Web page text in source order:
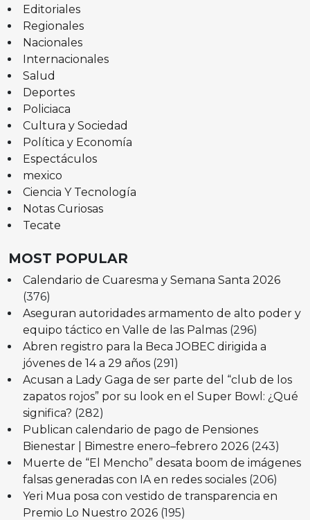
Editoriales
Regionales
Nacionales
Internacionales
Salud
Deportes
Policiaca
Cultura y Sociedad
Política y Economía
Espectáculos
mexico
Ciencia Y Tecnología
Notas Curiosas
Tecate
MOST POPULAR
Calendario de Cuaresma y Semana Santa 2026
(376)
Aseguran autoridades armamento de alto poder y
equipo táctico en Valle de las Palmas (296)
Abren registro para la Beca JOBEC dirigida a
jóvenes de 14 a 29 años (291)
Acusan a Lady Gaga de ser parte del “club de los
zapatos rojos” por su look en el Super Bowl: ¿Qué
significa? (282)
Publican calendario de pago de Pensiones
Bienestar | Bimestre enero–febrero 2026 (243)
Muerte de “El Mencho” desata boom de imágenes
falsas generadas con IA en redes sociales (206)
Yeri Mua posa con vestido de transparencia en
Premio Lo Nuestro 2026 (195)